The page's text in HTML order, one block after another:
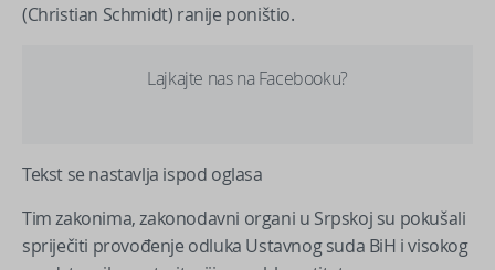
(Christian Schmidt) ranije poništio.
Lajkajte nas na Facebooku?
Tekst se nastavlja ispod oglasa
Tim zakonima, zakonodavni organi u Srpskoj su pokušali
spriječiti provođenje odluka Ustavnog suda BiH i visokog